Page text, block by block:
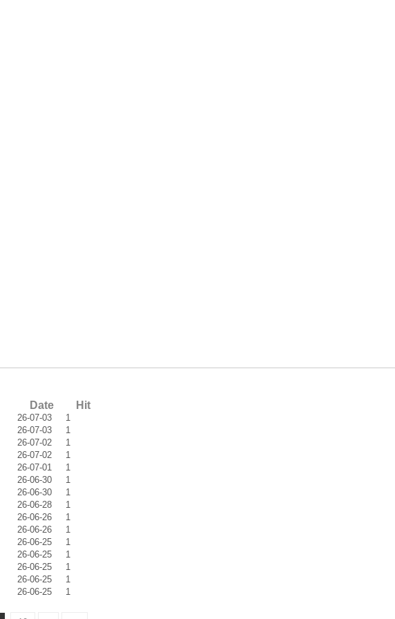
Date Hit
26-07-03
1
26-07-03
1
26-07-02
1
26-07-02
1
26-07-01
1
26-06-30
1
26-06-30
1
26-06-28
1
26-06-26
1
26-06-26
1
26-06-25
1
26-06-25
1
26-06-25
1
26-06-25
1
26-06-25 1